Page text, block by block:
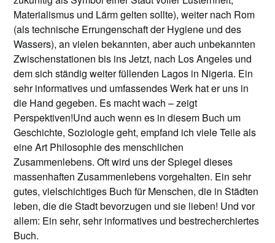
Materialismus und Lärm gelten sollte), weiter nach Rom
(als technische Errungenschaft der Hygiene und des
Wassers), an vielen bekannten, aber auch unbekannten
Zwischenstationen bis ins Jetzt, nach Los Angeles und
dem sich ständig weiter füllenden Lagos in Nigeria. Ein
sehr informatives und umfassendes Werk hat er uns in
die Hand gegeben. Es macht wach – zeigt
Perspektiven!Und auch wenn es in diesem Buch um
Geschichte, Soziologie geht, empfand ich viele Teile als
eine Art Philosophie des menschlichen
Zusammenlebens. Oft wird uns der Spiegel dieses
massenhaften Zusammenlebens vorgehalten. Ein sehr
gutes, vielschichtiges Buch für Menschen, die in Städten
leben, die die Stadt bevorzugen und sie lieben! Und vor
allem: Ein sehr, sehr informatives und bestrecherchiertes
Buch.